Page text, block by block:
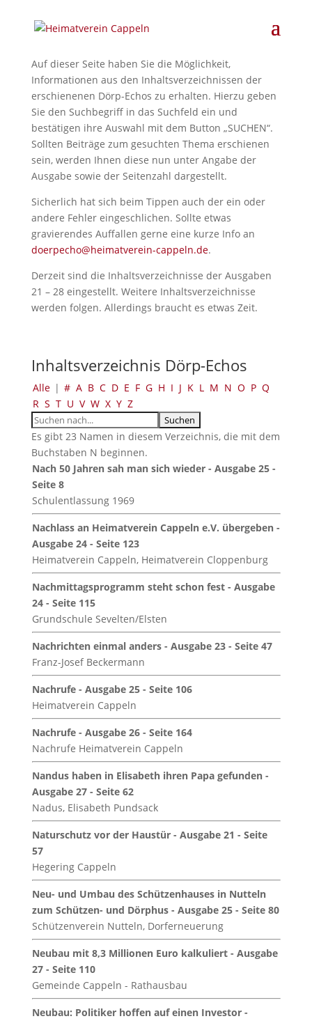
Auf dieser Seite haben Sie die Möglichkeit,
Informationen aus den Inhaltsverzeichnissen der
erschienenen Dörp-Echos zu erhalten. Hierzu geben
Sie den Suchbegriff in das Suchfeld ein und
bestätigen ihre Auswahl mit dem Button „SUCHEN“.
Sollten Beiträge zum gesuchten Thema erschienen
sein, werden Ihnen diese nun unter Angabe der
Ausgabe sowie der Seitenzahl dargestellt.
Sicherlich hat sich beim Tippen auch der ein oder
andere Fehler eingeschlichen. Sollte etwas
gravierendes Auffallen gerne eine kurze Info an
doerpecho@heimatverein-cappeln.de.
Derzeit sind die Inhaltsverzeichnisse der Ausgaben
21 – 28 eingestellt. Weitere Inhaltsverzeichnisse
werden folgen. Allerdings braucht es etwas Zeit.
Inhaltsverzeichnis Dörp-Echos
Alle | # A B C D E F G H I J K L M N O P Q
R S T U V W X Y Z
Es gibt 23 Namen in diesem Verzeichnis, die mit dem
Buchstaben N beginnen.
Nach 50 Jahren sah man sich wieder - Ausgabe 25 -
Seite 8
Schulentlassung 1969
Nachlass an Heimatverein Cappeln e.V. übergeben -
Ausgabe 24 - Seite 123
Heimatverein Cappeln, Heimatverein Cloppenburg
Nachmittagsprogramm steht schon fest - Ausgabe
24 - Seite 115
Grundschule Sevelten/Elsten
Nachrichten einmal anders - Ausgabe 23 - Seite 47
Franz-Josef Beckermann
Nachrufe - Ausgabe 25 - Seite 106
Heimatverein Cappeln
Nachrufe - Ausgabe 26 - Seite 164
Nachrufe Heimatverein Cappeln
Nandus haben in Elisabeth ihren Papa gefunden -
Ausgabe 27 - Seite 62
Nadus, Elisabeth Pundsack
Naturschutz vor der Haustür - Ausgabe 21 - Seite
57
Hegering Cappeln
Neu- und Umbau des Schützenhauses in Nutteln
zum Schützen- und Dörphus - Ausgabe 25 - Seite 80
Schützenverein Nutteln, Dorferneuerung
Neubau mit 8,3 Millionen Euro kalkuliert - Ausgabe
27 - Seite 110
Gemeinde Cappeln - Rathausbau
Neubau: Politiker hoffen auf einen Investor -